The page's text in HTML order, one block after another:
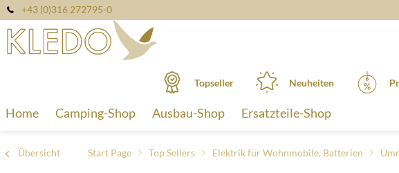
+43 (0)316 272795-0
Topseller Neuheiten
Home Camping-Shop Ausbau-Shop Ersatzteile-Shop
Übersicht Start Page Top Sellers Elektrik für Wohnmobile, Batterien